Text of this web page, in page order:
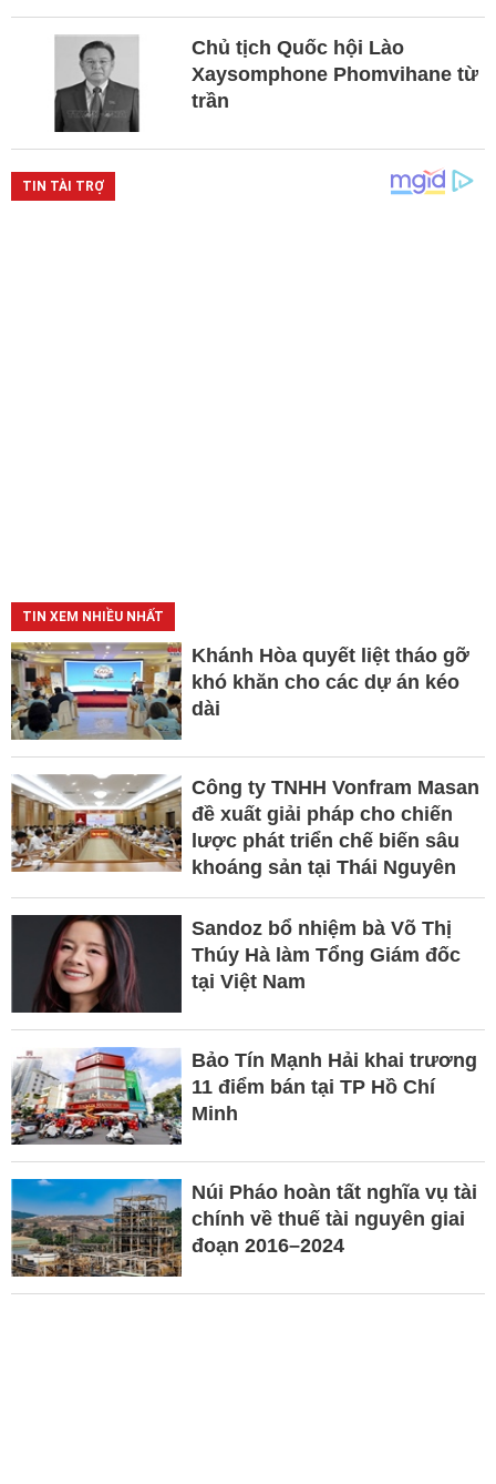
Chủ tịch Quốc hội Lào
Xaysomphone Phomvihane từ
trần
TIN XEM NHIỀU NHẤT
Khánh Hòa quyết liệt tháo gỡ
khó khăn cho các dự án kéo
dài
Công ty TNHH Vonfram Masan
đề xuất giải pháp cho chiến
lược phát triển chế biến sâu
khoáng sản tại Thái Nguyên
Sandoz bổ nhiệm bà Võ Thị
Thúy Hà làm Tổng Giám đốc
tại Việt Nam
Bảo Tín Mạnh Hải khai trương
11 điểm bán tại TP Hồ Chí
Minh
Núi Pháo hoàn tất nghĩa vụ tài
chính về thuế tài nguyên giai
đoạn 2016–2024